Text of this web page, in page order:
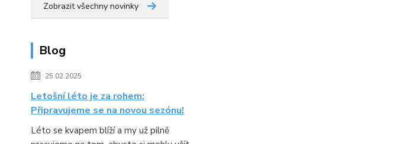
Zobrazit všechny novinky
Blog
25.02.2025
Letošní léto je za rohem:
Připravujeme se na novou sezónu!
Léto se kvapem blíží a my už pilně